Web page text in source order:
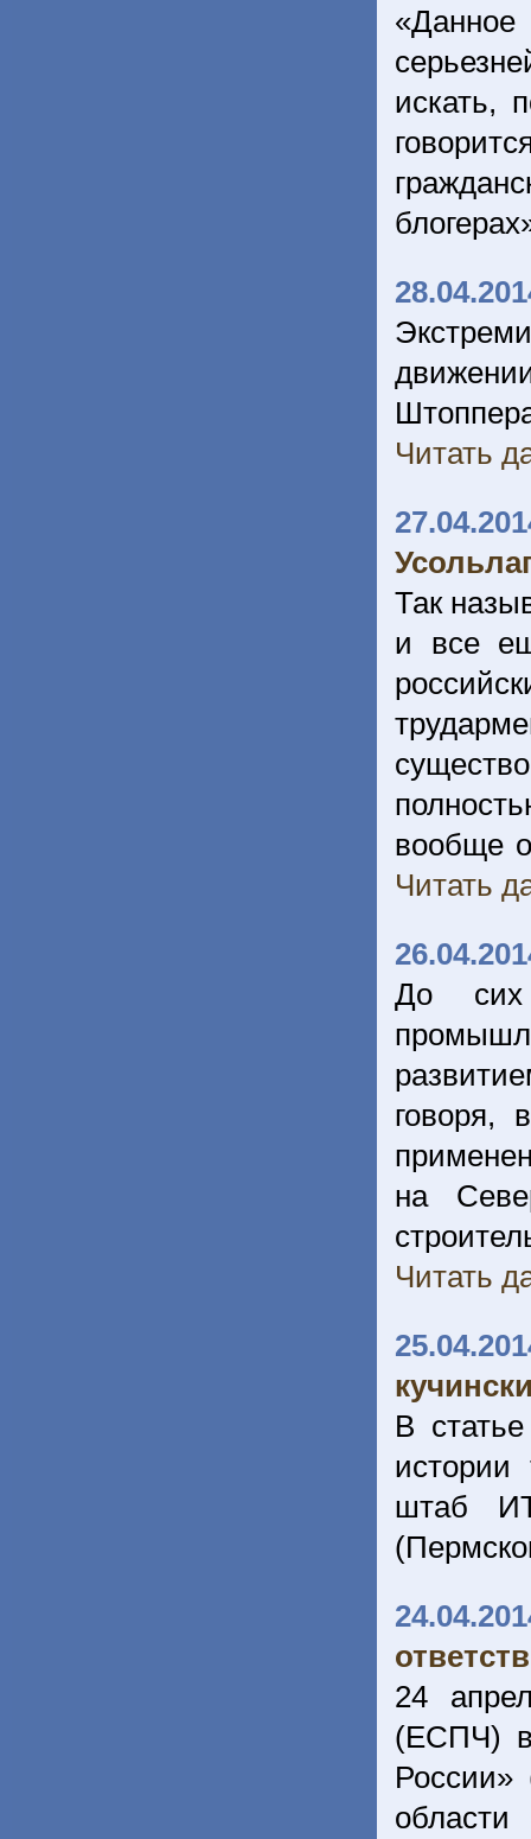
«Данное
искать,
Читать
Так
и все
вообще
Читать
До сих
говоря,
на
Читать
В
истории
штаб
24
(ЕСПЧ)